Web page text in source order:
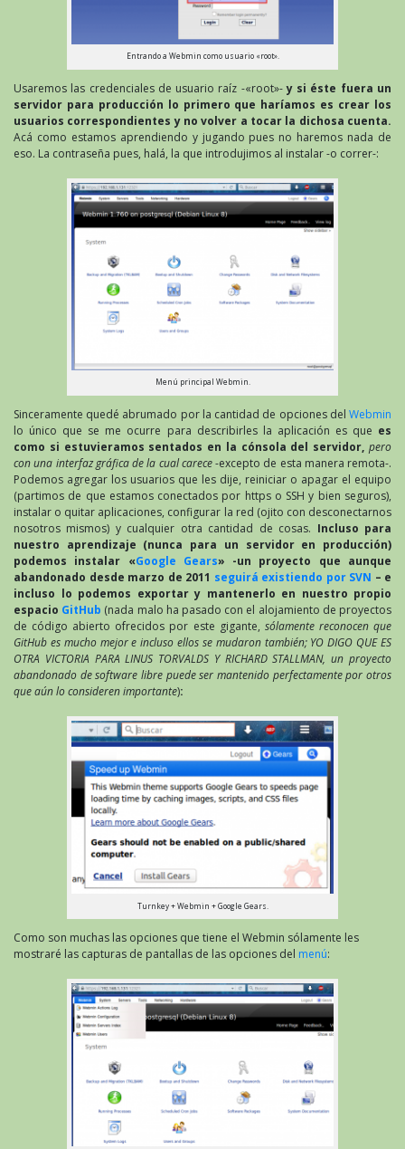
Entrando a Webmin como usuario «root».
Usaremos las credenciales de usuario raíz -«root»-y si éste fuera un
servidor para producción lo primero que haríamos es crear los
usuarios correspondientes y no volver a tocar la dichosa cuenta.
Acá como estamos aprendiendo y jugando pues no haremos nada de
eso. La contraseña pues, halá, la que introdujimos al instalar -o correr-:
Menú principal Webmin.
Sinceramente quedé abrumado por la cantidad de opciones del Webmin
lo único que se me ocurre para describirles la aplicación es que es
como si estuvieramos sentados en la cónsola del servidor, pero
con una interfaz gráfica de la cual carece-excepto de esta manera remota-.
Podemos agregar los usuarios que les dije, reiniciar o apagar el equipo
(partimos de que estamos conectados por https o SSH y bien seguros),
instalar o quitar aplicaciones, configurar la red (ojito con desconectarnos
nosotros mismos) y cualquier otra cantidad de cosas. Incluso para
nuestro aprendizaje (nunca para un servidor en producción)
podemos instalar «Google Gears» -un proyecto que aunque
abandonado desde marzo de 2011 seguirá existiendo por SVN – e
incluso lo podemos exportar y mantenerlo en nuestro propio
espacio GitHub (nada malo ha pasado con el alojamiento de proyectos
de código abierto ofrecidos por este gigante, sólamente reconocen que
GitHub es mucho mejor e incluso ellos se mudaron también; YO DIGO QUE ES
OTRA VICTORIA PARA LINUS TORVALDS Y RICHARD STALLMAN, un proyecto
abandonado de software libre puede ser mantenido perfectamente por otros
que aún lo consideren importante):
Turnkey + Webmin + Google Gears.
Como son muchas las opciones que tiene el Webmin sólamente les
mostraré las capturas de pantallas de las opciones del menú: